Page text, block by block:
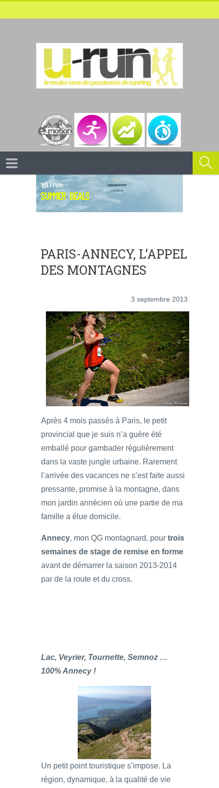
PARIS-ANNECY, L’APPEL
DES MONTAGNES
3 septembre 2013
Après 4 mois passés à Paris, le petit
provincial que je suis n’a guère été
emballé pour gambader régulièrement
dans la vaste jungle urbaine. Rarement
l’arrivée des vacances ne s’est faite aussi
pressante, promise à la montagne, dans
mon jardin annécien où une partie de ma
famille a élue domicile.
Annecy, mon QG montagnard, pour trois
semaines de stage de remise en forme
avant de démarrer la saison 2013-2014
par de la route et du cross.
Lac, Veyrier, Tournette, Semnoz …
100% Annecy !
Un petit point touristique s’impose. La
région, dynamique, à la qualité de vie